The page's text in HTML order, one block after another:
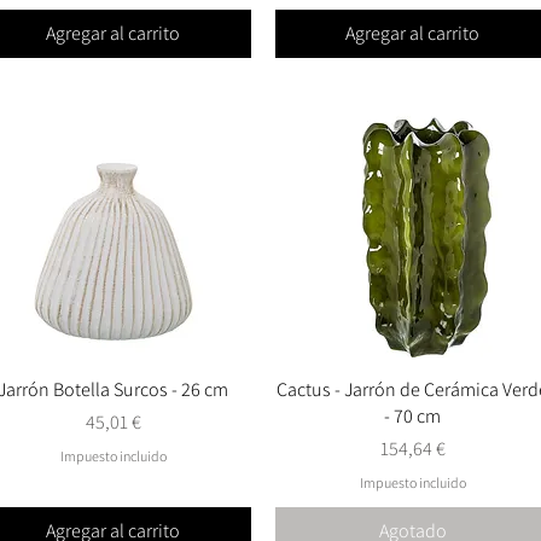
Agregar al carrito Agregar al carrito
Vista rápida
Botella Surcos - 26 cm
Precio
45,01 €
Impuesto incluido
Agregar al carrito
Vista rápida
Cactus - Jarrón de Cerámica
- 70 cm
Precio
154,64 €
Impuesto incluido
Agotado